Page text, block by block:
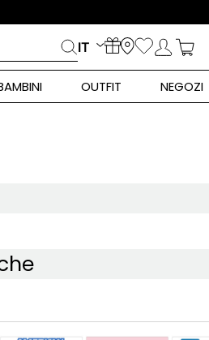
IT
OUTFIT NEGOZI